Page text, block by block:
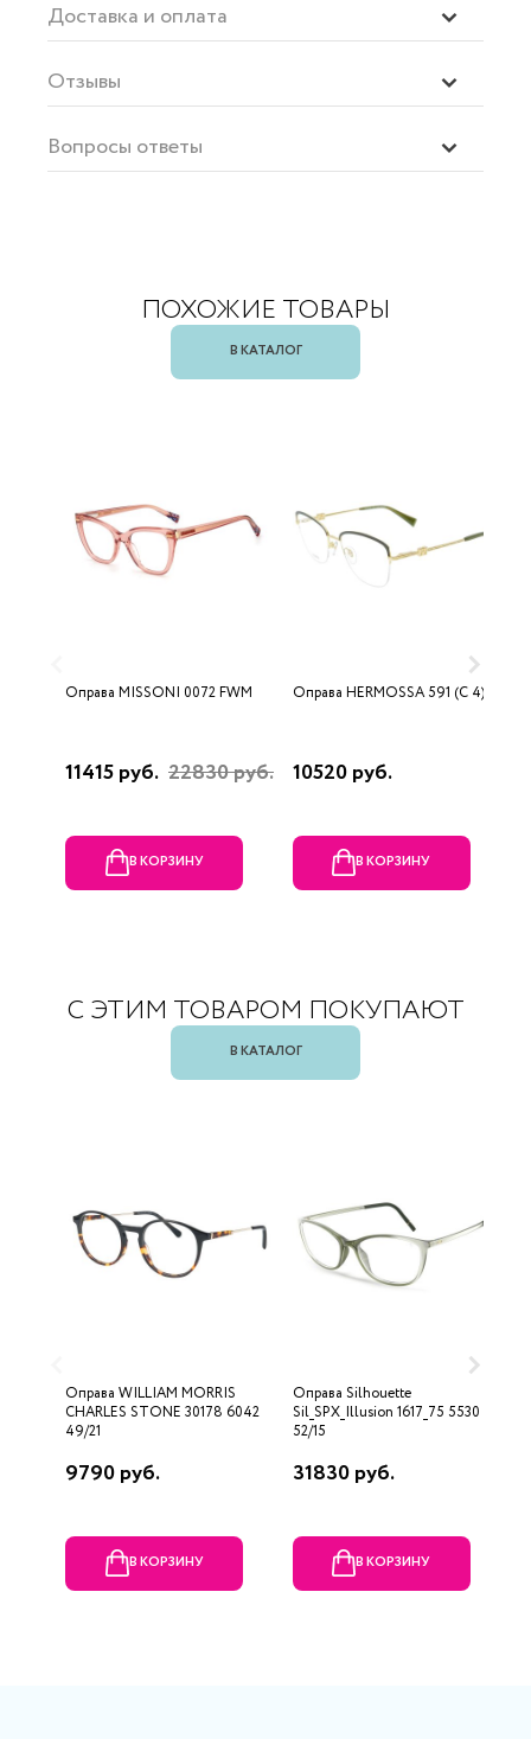
Доставка и оплата
Отзывы
Вопросы ответы
ПОХОЖИЕ ТОВАРЫ
В КАТАЛОГ
Оправа MISSONI 0072 FWM
11415 руб. 22830 руб.
В КОРЗИНУ
Оправа HERMOSSA 591 (C 4)
10520 руб.
В КОРЗИНУ
С ЭТИМ ТОВАРОМ ПОКУПАЮТ
В КАТАЛОГ
Оправа WILLIAM MORRIS
CHARLES STONE 30178 6042
49/21
9790 руб.
В КОРЗИНУ
Оправа Silhouette
Sil_SPX_Illusion 1617_75 5530
52/15
31830 руб.
В КОРЗИНУ